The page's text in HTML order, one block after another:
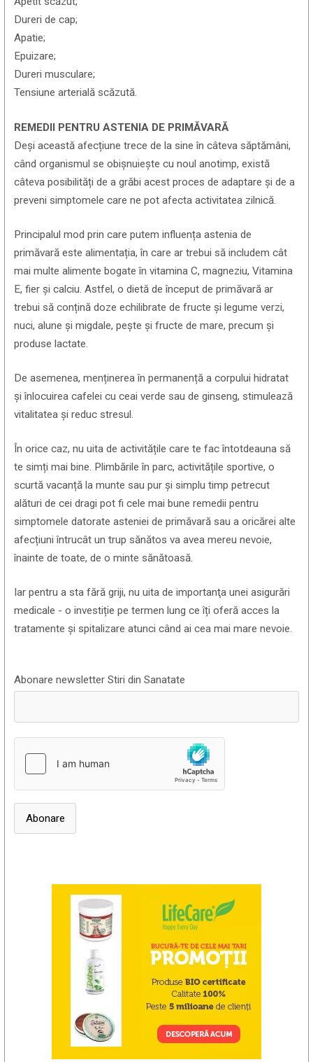
Dureri de cap;
Apatie;
Epuizare;
Dureri musculare;
Tensiune arterială scăzută.
REMEDII PENTRU ASTENIA DE PRIMĂVARĂ
Deși această afecțiune trece de la sine în câteva săptămâni,
când organismul se obișnuiește cu noul anotimp, există
câteva posibilități de a grăbi acest proces de adaptare și de a
preveni simptomele care ne pot afecta activitatea zilnică.
Principalul mod prin care putem influența astenia de
primăvară este alimentația, în care ar trebui să includem cât
mai multe alimente bogate în vitamina C, magneziu, Vitamina
E, fier și calciu. Astfel, o dietă de început de primăvară ar
trebui să conțină doze echilibrate de fructe și legume verzi,
nuci, alune și migdale, pește și fructe de mare, precum și
produse lactate.
De asemenea, menținerea în permanență a corpului hidratat
și înlocuirea cafelei cu ceai verde sau de ginseng, stimulează
vitalitatea și reduc stresul.
În orice caz, nu uita de activitățile care te fac întotdeauna să
te simți mai bine. Plimbările în parc, activitățile sportive, o
scurtă vacanță la munte sau pur și simplu timp petrecut
alături de cei dragi pot fi cele mai bune remedii pentru
simptomele datorate asteniei de primăvară sau a oricărei alte
afecțiuni întrucât un trup sănătos va avea mereu nevoie,
înainte de toate, de o minte sănătoasă.
Iar pentru a sta fără griji, nu uita de importanţa unei asigurări
medicale - o investiție pe termen lung ce îți oferă acces la
tratamente și spitalizare atunci când ai cea mai mare nevoie.
Abonare newsletter Stiri din Sanatate